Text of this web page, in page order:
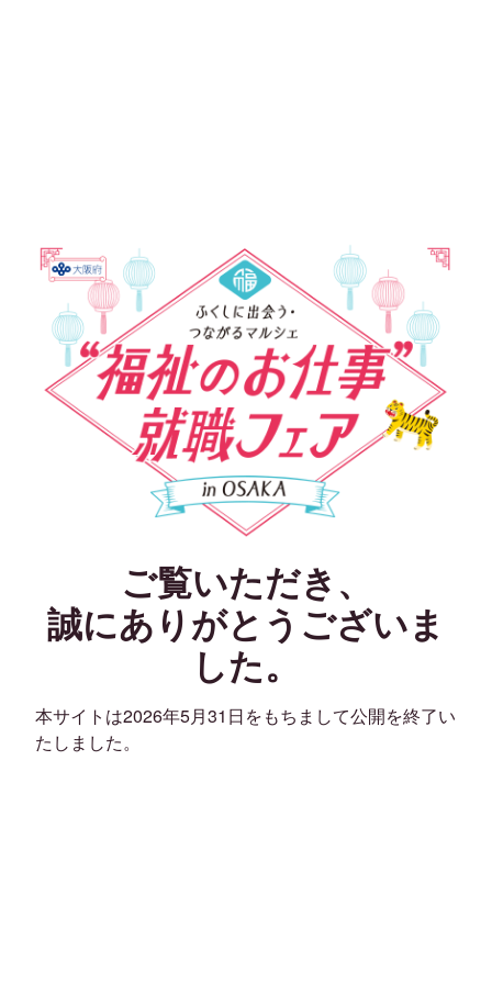
ご覧いただき、
誠にありがとうございま
した。
本サイトは2026年5月31日をもちまして公開を終了い
たしました。